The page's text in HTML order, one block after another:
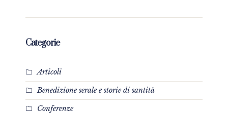
Categorie
Articoli
Benedizione serale e storie di santità
Conferenze